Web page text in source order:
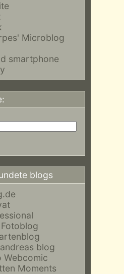
Microblog
smartphone
blogs
blog
Webcomic
Moments